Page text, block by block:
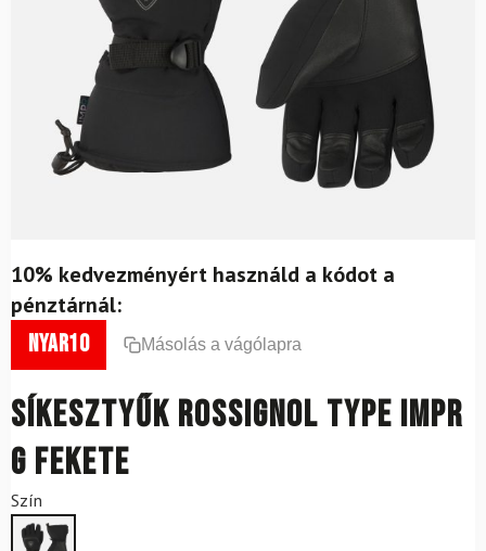
10% kedvezményért használd a kódot a
pénztárnál:
nyar10 Másolás a vágólapra
Síkesztyűk ROSSIGNOL Type IMPR
G Fekete
Szín